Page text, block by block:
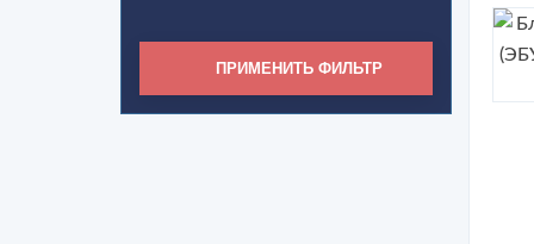
ПРИМЕНИТЬ ФИЛЬТР